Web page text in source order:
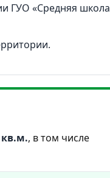
ГУО «Средняя школа
кв.м., в том числе